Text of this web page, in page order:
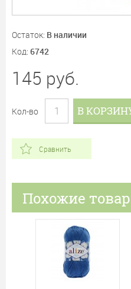
Остаток: В наличии
Код: 6742
145 руб.
Кол-во В
Сравнить
Похожие